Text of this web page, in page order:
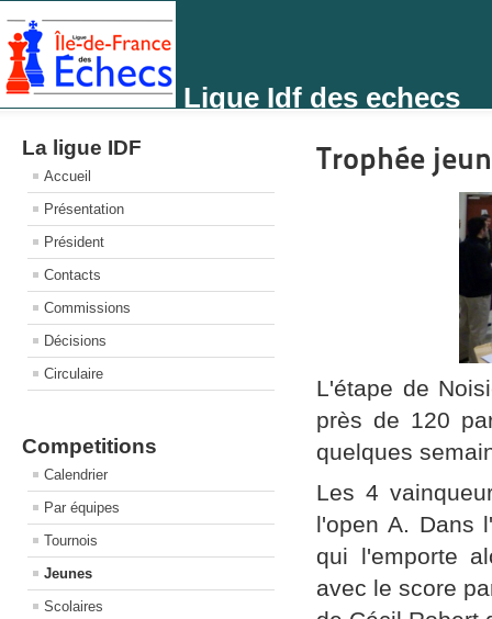
Ligue Idf des echecs
La ligue IDF
Accueil
Présentation
Président
Contacts
Commissions
Décisions
Circulaire
Competitions
Calendrier
Par équipes
Tournois
Jeunes
Scolaires
Trophée
L'étape de
près de 120
quelques
Les 4
l'open A. Dans
qui l'emporte
avec le score